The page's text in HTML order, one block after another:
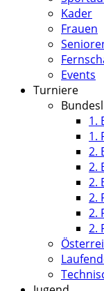
Kader
Frauen
Events
Turniere
1.
1.
2.
2.
2.
2.
2.
2.